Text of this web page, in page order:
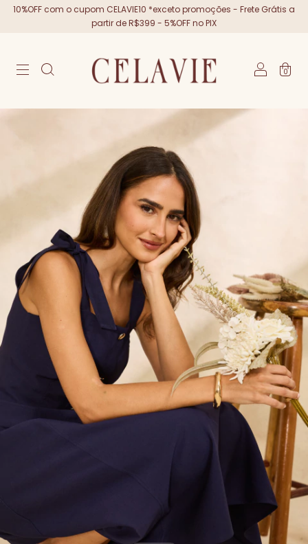
10%OFF com o cupom CELAVIE10 *exceto promoções - Frete Grátis a
partir de R$399 - 5%OFF no PIX
0